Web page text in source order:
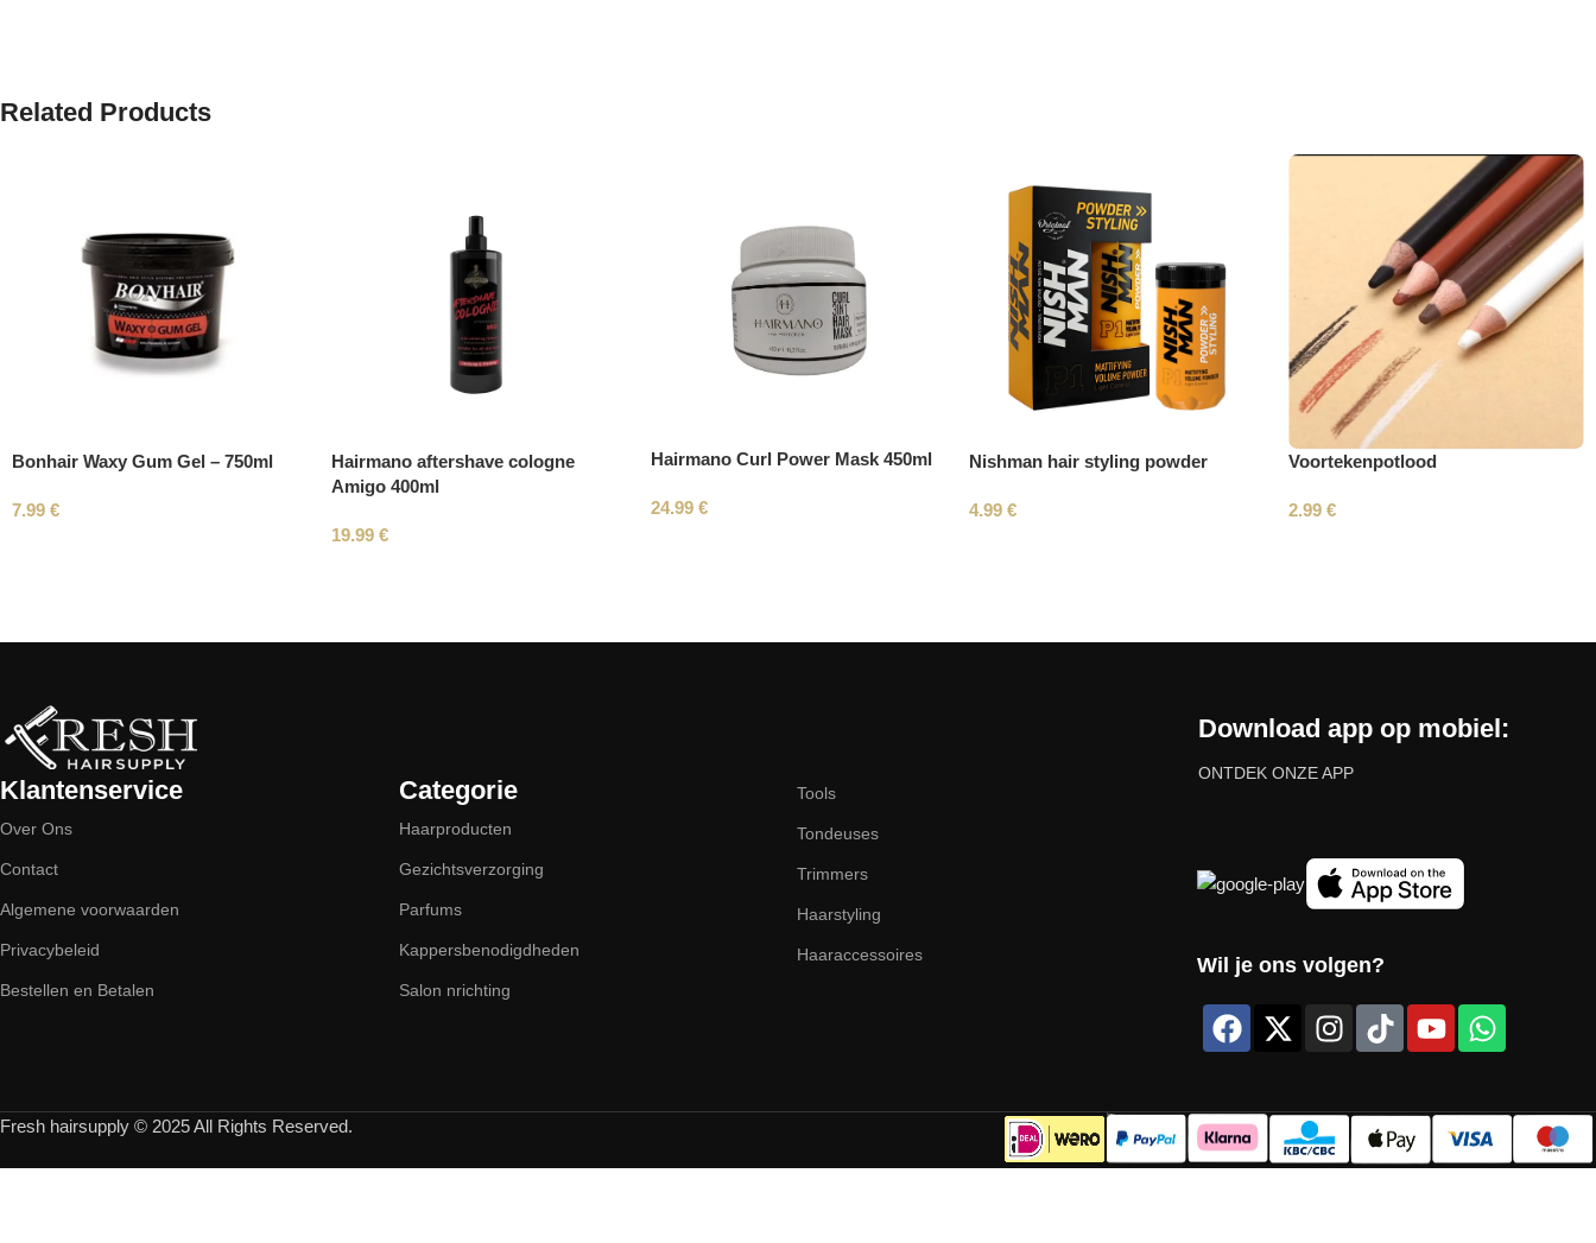
Related Products
Bonhair Waxy Gum Gel – 750ml
7.99 €
Hairmano aftershave cologne
Amigo 400ml
19.99 €
Hairmano Curl Power Mask 450ml
24.99 €
Nishman hair styling powder
4.99€
Voortekenpotlood
2.99€
Klantenservice
Over Ons
Contact
Algemene voorwaarden
Privacybeleid
Bestellen en Betalen
Categorie
Haarproducten
Gezichtsverzorging
Parfums
Kappersbenodigdheden
Salon nrichting
Tools
Tondeuses
Trimmers
Haarstyling
Haaraccessoires
Download app op mobiel:
ONTDEK ONZE APP
Wil je ons volgen?
Fresh hairsupply © 2025 All Rights Reserved.